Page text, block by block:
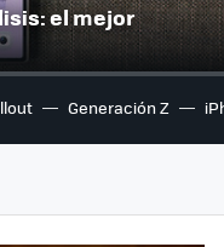
el mejor
Generación Z